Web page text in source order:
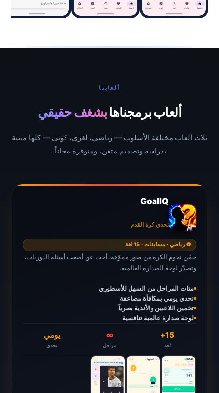
ألعابنا
ألعاب برمجناها بشغف حقيقي
ثلاث ألعاب مختلفة الأسلوب — رياضي، لغزي، كوني — كلها مبنية
بدراسة وتصميم متقن، ومتوفرة مجاناً.
GoalIQ
تحدي كرة القدم
⚽ رياضي · مسابقات · 15 لغة
خمّن نجوم الكرة من صور مموّهة، أجب عن أصعب أسئلة الدوريات،
وتصدّر لوحة الصدارة العالمية.
مئات المراحل من السهل للأسطوري
تحدي يومي بمكافأة مضاعفة
تخمين اللاعبين والأندية بصرياً
لوحة صدارة عالمية تنافسية
15+
لغة
∞
مراحل
يومي
تحدي